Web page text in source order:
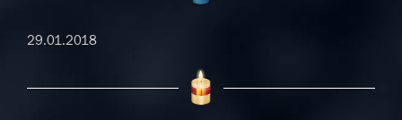
29.01.2018